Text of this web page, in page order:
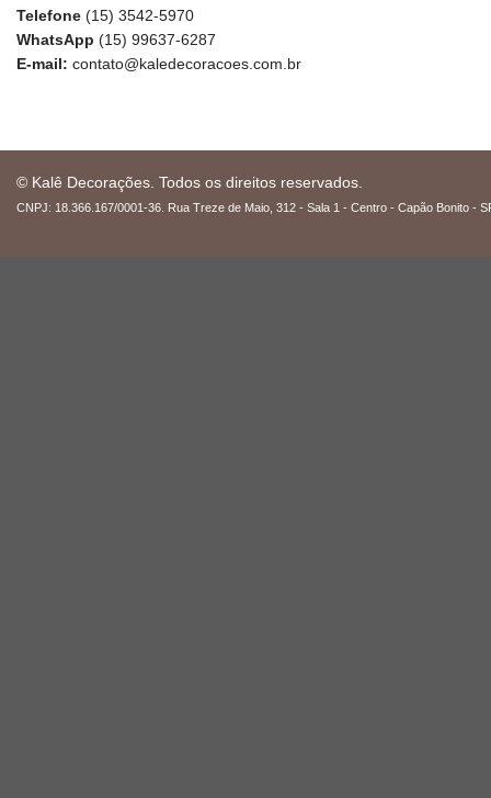
Telefone (15) 3542-5970
WhatsApp (15) 99637-6287
E-mail: contato@kaledecoracoes.com.br
© Kalê Decorações. Todos os direitos reservados.
CNPJ: 18.366.167/0001-36. Rua Treze de Maio, 312 - Sala 1 - Centro - Capão Bonito -